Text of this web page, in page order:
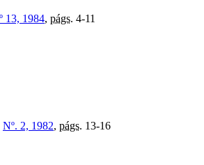
13, 1984, págs. 4-11
Nº. 2, 1982, págs. 13-16